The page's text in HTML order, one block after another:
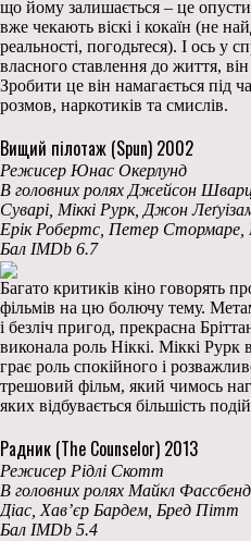
що йому залишається – це
вже чекають віскі і кокаїн (не
реальності, погодьтеся). І ось у
власного ставлення до життя,
Зробити це він намагається під
розмов, наркотиків та смислів.
Вищий пілотаж (Spun) 2002
Режисер Юнас Окерлунд
В головних ролях Джейсон
Суварі, Міккі Рурк, Джон
Ерік Робертс, Петер Стормаре,
Бал IMDb 6.7
Багато критиків кіно говорять
фільмів на цю болючу тему.
і безліч пригод, прекрасна
виконала роль Ніккі. Міккі
грає роль спокійного і
трешовий фільм, який чимось
яких відбувається більшість
Радник (The Counselor) 2013
Режисер Рідлі Скотт
В головних ролях Майкл
Діас, Хав’єр Бардем, Бред Пітт
Бал IMDb 5.4